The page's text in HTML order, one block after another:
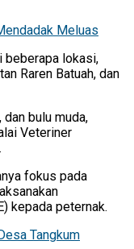
Meluas
beberapa lokasi,
Raren Batuah, dan
bulu muda,
Veteriner
fokus pada
kepada peternak.
Tangkum